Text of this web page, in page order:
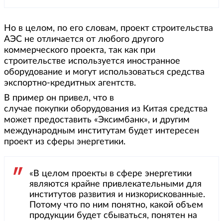
Но в целом, по его словам, проект строительства
АЭС не отличается от любого другого
коммерческого проекта, так как при
строительстве используется иностранное
оборудование и могут использоваться средства
экспортно-кредитных агентств.
В пример он привел, что в
случае покупки оборудования из Китая средства
может предоставить «Эксимбанк», и другим
международным институтам будет интересен
проект из сферы энергетики.
«В целом проекты в сфере энергетики
являются крайне привлекательными для
институтов развития и низкорискованные.
Потому что по ним понятно, какой объем
продукции будет сбываться, понятен на